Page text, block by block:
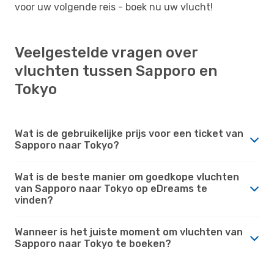
voor uw volgende reis - boek nu uw vlucht!
Veelgestelde vragen over
vluchten tussen Sapporo en
Tokyo
Wat is de gebruikelijke prijs voor een ticket van
Sapporo naar Tokyo?
Wat is de beste manier om goedkope vluchten
van Sapporo naar Tokyo op eDreams te
vinden?
Wanneer is het juiste moment om vluchten van
Sapporo naar Tokyo te boeken?